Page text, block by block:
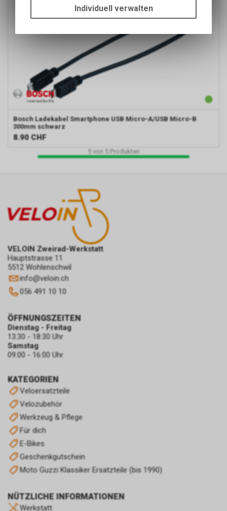
Bosch Ladekabel Smartphone USB Micro-A/USB Micro-B
300mm schwarz
8.90 CHF
5 von 5 Produkten
VELOIN Zweirad-Werkstatt
Hauptstrasse 11
5512 Wohlenschwil
info@veloin.ch
056 491 10 10
KATEGORIEN
Veloersatzteile
Velozubehör
Werkzeug & Pflege
Für dich
E-Bikes
Geschenkgutschein
Moto Guzzi Klassiker Ersatzteile (bis 1990)
NÜTZLICHE INFORMATIONEN
Werkstatt
ÖFFNUNGSZEITEN
Dienstag - Freitag
13:30 - 18:30 Uhr
Samstag
09:00 - 16:00 Uhr
um die grundlegenden
Funktionen unseres Online-
des Warenkorbs, zu
ermöglichen. Bitte beachten Sie,
dass die gespeicherten Daten
keinerlei Rückschlüsse auf Ihre
persönlichen Informationen
Individuell verwalten